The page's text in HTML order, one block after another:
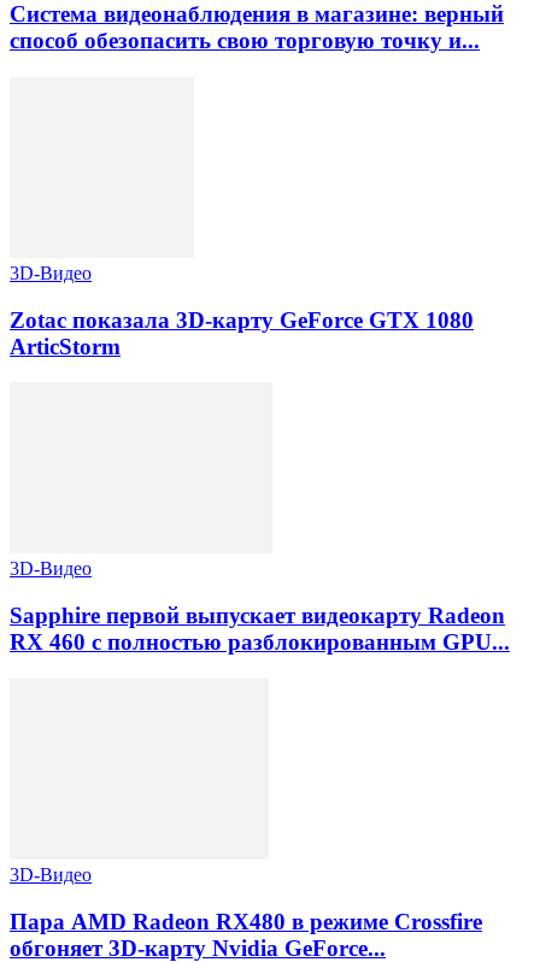
Система видеонаблюдения в магазине: верный
способ обезопасить свою торговую точку и...
3D-Видео
Zotac показала 3D-карту GeForce GTX 1080
ArticStorm
3D-Видео
Sapphire первой выпускает видеокарту Radeon
RX 460 с полностью разблокированным GPU...
3D-Видео
Пара AMD Radeon RX480 в режиме Crossfire
обгоняет 3D-карту Nvidia GeForce...